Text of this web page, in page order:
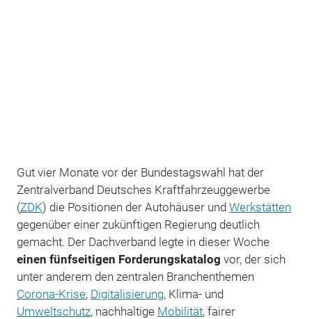
Gut vier Monate vor der Bundestagswahl hat der
Zentralverband Deutsches Kraftfahrzeuggewerbe
(ZDK) die Positionen der Autohäuser und Werkstätten
gegenüber einer zukünftigen Regierung deutlich
gemacht. Der Dachverband legte in dieser Woche
einen fünfseitigen Forderungskatalog vor, der sich
unter anderem den zentralen Branchenthemen
Corona-Krise, Digitalisierung, Klima- und
Umweltschutz, nachhaltige Mobilität, fairer